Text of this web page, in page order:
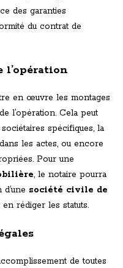
des garanties
du contrat de
l’opération
en œuvre les montages
l’opération. Cela peut
spécifiques, la
les actes, ou encore
Pour une
, le notaire pourra
société civile de
en rédiger les statuts.
de toutes